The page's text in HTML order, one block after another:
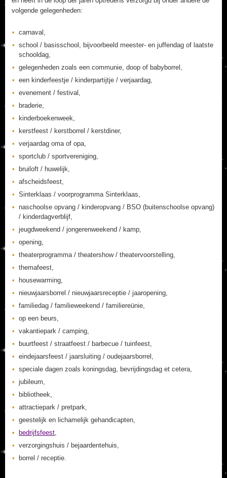
volgende gelegenheden:
carnaval,
school / basisschool, bijvoorbeeld meester- en juffendag of laatste
schooldag,
gelegenheden zoals een communie, doop of babyborrel,
een kinderfeestje / kinderpartijtje / verjaardag,
evenement / festival,
braderie,
kinderboekenweek,
kerstfeest / kerstborrel / kerstdiner,
verjaardag oma of opa,
sportclub / sportvereniging,
bruiloft / huwelijk,
afscheidsfeest,
Sinterklaas / voorprogramma Sinterklaas,
naschoolse opvang / kinderopvang / BSO (buitenschoolse opvang)
/ kinderdagverblijf,
jeugdweekend / jongerenweekend / kamp,
opening,
theaterprogramma / theatershow / theatervoorstelling,
themafeest,
housewarming,
nieuwjaarsborrel / nieuwjaarsreceptie / jaaropening,
familiedag / familieweekend / familiereünie,
op een beurs,
vakantiepark / camping,
buurtfeest / straatfeest / barbecue / tuinfeest,
eindejaarsfeest / jaarsluiting / oudejaarsborrel,
speciale dagen zoals koningsdag, bevrijdingsdag et cetera,
jubileum,
bibliotheek,
attractiepark / pretpark,
geestelijk en lichamelijk gehandicapten,
bedrijfsfeest,
verzorgingshuis / bejaardentehuis,
borrel / receptie.